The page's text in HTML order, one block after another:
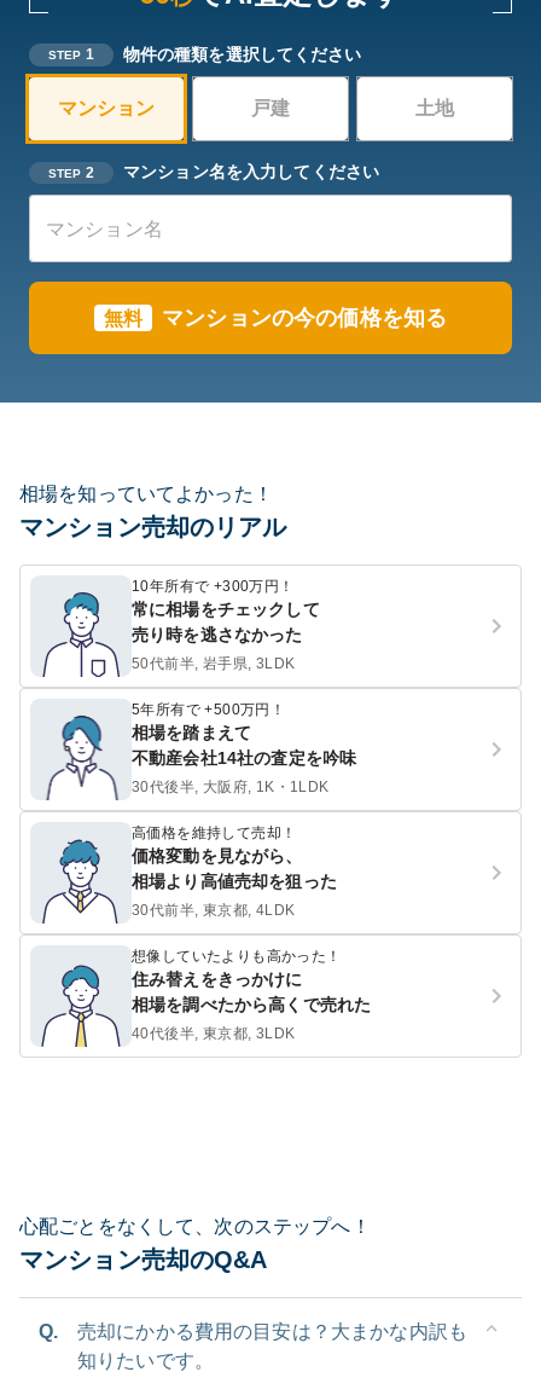
STEP 1 物件の種類を選択してください
マンション 戸建 土地
STEP 2 マンション名を入力してください
無料 マンションの今の価格を知る
相場を知っていてよかった！
マンション売却のリアル
10年所有で +300万円！
常に相場をチェックして
売り時を逃さなかった
50代前半, 岩手県, 3LDK
5年所有で +500万円！
相場を踏まえて
不動産会社14社の査定を吟味
30代後半, 大阪府, 1K・1LDK
高価格を維持して売却！
価格変動を見ながら、
相場より高値売却を狙った
30代前半, 東京都, 4LDK
想像していたよりも高かった！
住み替えをきっかけに
相場を調べたから高くで売れた
40代後半, 東京都, 3LDK
心配ごとをなくして、次のステップへ！
マンション売却のQ&A
Q.
売却にかかる費用の目安は？大まかな内訳も
知りたいです。